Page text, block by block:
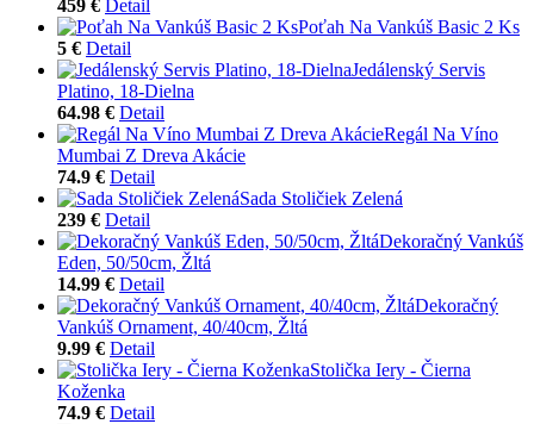
459 € Detail
Poťah Na Vankúš Basic 2 Ks
5 € Detail
Jedálenský Servis
Platino, 18-Dielna
64.98 € Detail
Regál Na Víno
Mumbai Z Dreva Akácie
74.9 € Detail
Sada Stoličiek Zelená
239 € Detail
Dekoračný Vankúš
Eden, 50/50cm, Žltá
14.99 € Detail
Dekoračný
Vankúš Ornament, 40/40cm, Žltá
9.99 € Detail
Stolička Iery - Čierna
Koženka
74.9 € Detail